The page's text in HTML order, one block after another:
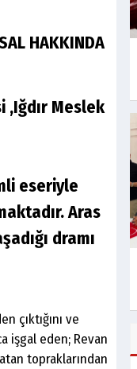
HAKKINDA
,Iğdır Meslek
eseriyle
Aras
dramı
çıktığını ve
işgal eden; Revan
topraklarından